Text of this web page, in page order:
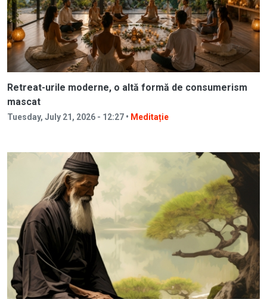
Retreat-urile moderne, o altă formă de consumerism
mascat
Tuesday, July 21, 2026 - 12:27 • Meditație